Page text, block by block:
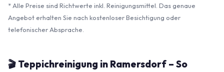
* Alle Preise sind Richtwerte inkl. Reinigungsmittel. Das genaue
Angebot erhalten Sie nach kostenloser Besichtigung oder
telefonischer Absprache.
🎬 Teppichreinigung in Ramersdorf – So